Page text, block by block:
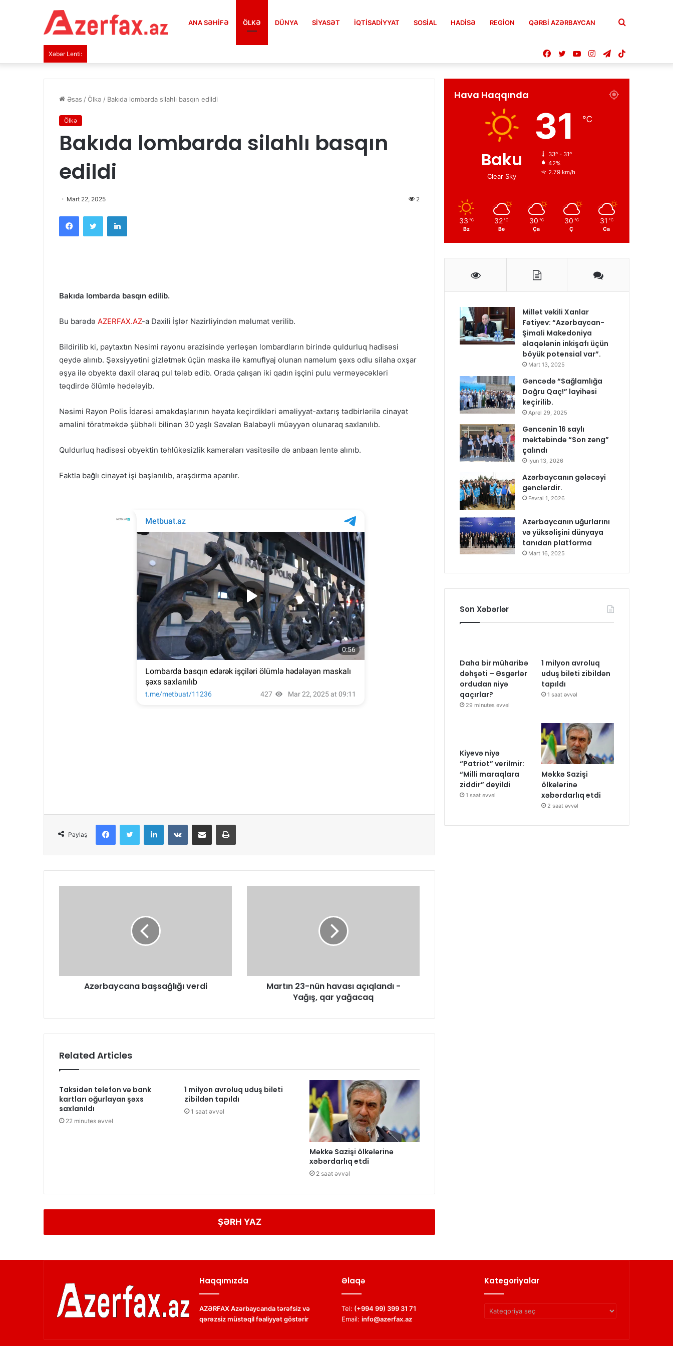
ANA SƏHIFƏ ÖLKƏ DÜNYA SIYASƏT İQTISADIYYAT SOSIAL HADISƏ REGION QƏRBİ AZƏRBAYCAN Axtar
Xəbər Lenti: Telegram
Instagram
YouTube
Twitter
Facebook
Əsas /Ölkə / Bakıda lombarda silahlı basqın edildi
Ölkə
Bakıda lombarda silahlı basqın
edildi
Mart 22, 2025 2
Bakıda lombarda basqın edilib.
Bu barədə AZERFAX.AZ-a Daxili İşlər Nazirliyindən məlumat verilib.
Bildirilib ki, paytaxtın Nəsimi rayonu ərazisində yerləşən lombardların birində quldurluq hadisəsi
qeydə alınıb. Şəxsiyyətini gizlətmək üçün maska ilə kamuflyaj olunan naməlum şəxs odlu silaha oxşar
əşya ilə obyektə daxil olaraq pul tələb edib. Orada çalışan iki qadın işçini pulu verməyəcəkləri
təqdirdə ölümlə hədələyib.
Nəsimi Rayon Polis İdarəsi əməkdaşlarının həyata keçirdikləri əməliyyat-axtarış tədbirlərilə cinayət
əməlini törətməkdə şübhəli bilinən 30 yaşlı Savalan Balabəyli müəyyən olunaraq saxlanılıb.
Quldurluq hadisəsi obyektin təhlükəsizlik kameraları vasitəsilə də anbaan lentə alınıb.
Faktla bağlı cinayət işi başlanılıb, araşdırma aparılır.
Paylaş
Azərbaycana başsağlığı verdi
Martın 23-nün havası açıqlandı -
Yağış, qar yağacaq
Related Articles
Taksidən telefon və bank
kartları oğurlayan şəxs
saxlanıldı
22 minutes əvvəl
1 milyon avroluq uduş bileti
zibildən tapıldı
1 saat əvvəl
Məkkə Sazişi ölkələrinə
xəbərdarlıq etdi
2 saat əvvəl
ŞƏRH YAZ
Hava Haqqında
Baku
Clear Sky
31 ℃
33º - 31º
42%
2.79 km/h
33 ℃
Bz
32 ℃
Be
30 ℃
Ça
30 ℃
Ç
31 ℃
Ca
Millət vəkili Xanlar
Fətiyev: “Azərbaycan-
Şimali Makedoniya
əlaqələnin inkişafı üçün
böyük potensial var”.
Mart 13, 2025
Gəncədə “Sağlamlığa
Doğru Qaç!” layihəsi
keçirilib.
Aprel 29, 2025
Gəncənin 16 saylı
məktəbində “Son zəng”
çalındı
İyun 13, 2026
Azərbaycanın gələcəyi
gənclərdir.
Fevral 1, 2026
Azərbaycanın uğurlarını
və yüksəlişini dünyaya
tanıdan platforma
Mart 16, 2025
Son Xəbərlər
Daha bir müharibə
dəhşəti – Əsgərlər
ordudan niyə
qaçırlar?
29 minutes əvvəl
1 milyon avroluq
uduş bileti zibildən
tapıldı
1 saat əvvəl
Kiyevə niyə
“Patriot” verilmir:
“Milli maraqlara
ziddir” deyildi
1 saat əvvəl
Məkkə Sazişi
ölkələrinə
xəbərdarlıq etdi
2 saat əvvəl
Haqqımızda
AZƏRFAX Azərbaycanda tərəfsiz və
qərəzsiz müstəqil fəaliyyət göstərir
Əlaqə
Tel: (+994 99) 399 31 71
Email: info@azerfax.az
Kategoriyalar
Kategoriyalar